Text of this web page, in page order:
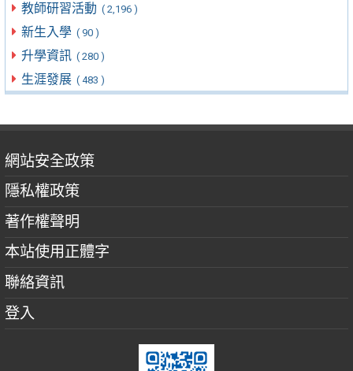
教師研習活動 ( 2,196 )
新生入學 ( 90 )
升學資訊 ( 280 )
生涯發展 ( 483 )
網站安全政策
隱私權政策
著作權聲明
本站使用正體字
聯絡資訊
登入